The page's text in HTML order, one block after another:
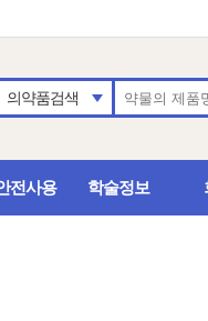
의약품검색
전사용 학술정보